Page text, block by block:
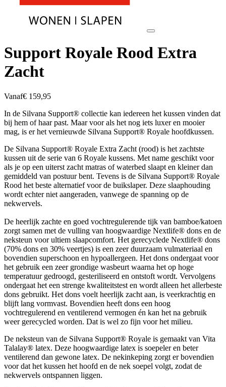
Support Royale Rood Extra
Zacht
Vanaf€ 159,95
In de Silvana Support® collectie kan iedereen het kussen vinden dat
bij hem of haar past. Maar voor als het nog iets luxer en mooier
mag, is er het vernieuwde Silvana Support® Royale hoofdkussen.
De Silvana Support® Royale Extra Zacht (rood) is het zachtste
kussen uit de serie van 6 Royale kussens. Met name geschikt voor
als je op een uiterst zacht matras of waterbed slaapt en kleiner dan
gemiddeld van postuur bent. Tevens is de Silvana Support® Royale
Rood het beste alternatief voor de buikslaper. Deze slaaphouding
wordt echter niet aangeraden, vanwege de spanning op de
nekwervels.
De heerlijk zachte en goed vochtregulerende tijk van bamboe/katoen
zorgt samen met de vulling van hoogwaardige Nextlife® dons en de
neksteun voor ultiem slaapcomfort. Het gerecyclede Nextlife® dons
(70% dons en 30% veertjes) is een zeer duurzaam vulmateriaal en
bovendien superschoon en hypoallergeen. Het dons ondergaat voor
het gebruik een zeer grondige wasbeurt waarna het op hoge
temperatuur gedroogd, gesteriliseerd en ontstoft wordt. Vervolgens
ondergaat het een strenge kwaliteitstest en wordt alleen het allerbeste
dons gebruikt. Het dons voelt heerlijk zacht aan, is veerkrachtig en
blijft lang vormvast. Bovendien heeft dons een hoog
vochtregulerend en ventilerend vermogen én kan het na gebruik
weer gerecycled worden. Dat is wel zo fijn voor het milieu.
De neksteun van de Silvana Support® Royale is gemaakt van Vita
Talalay® latex. Deze hoogwaardige latex is soepeler en beter
ventilerend dan gewone latex. De nekinkeping zorgt er bovendien
voor dat het kussen het hoofd en de nek soepel volgt, zodat de
nekwervels ontspannen liggen.